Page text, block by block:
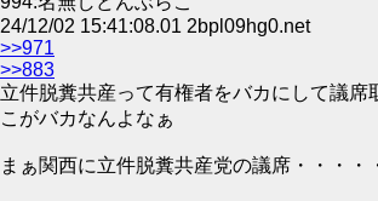
24/12/02 15:41:08.01 2bpl09hg0.net
>>971
>>883
立件脱糞共産って有権者をバカにして議席
こがバカなんよなぁ
まぁ関西に立件脱糞共産党の議席・・・・